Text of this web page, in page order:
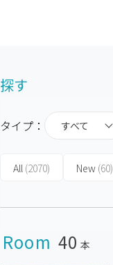
探す
タイプ： すべて
All (2070) New (60)
Room 40 本